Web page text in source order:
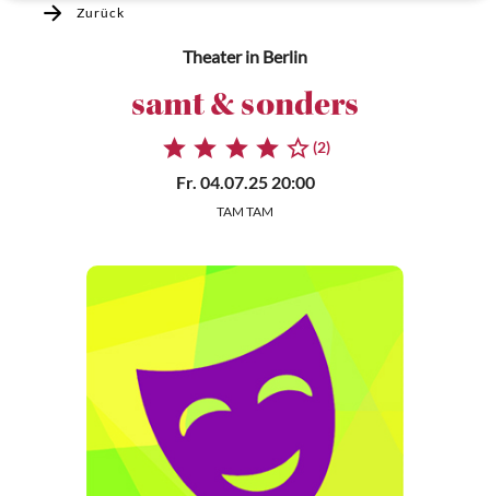
Zurück
Theaterin Berlin
samt & sonders
(2)
Fr. 04.07.25 20:00
TAM TAM